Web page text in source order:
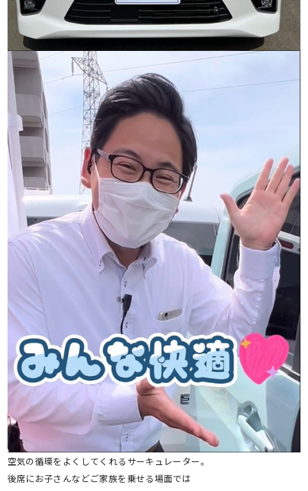
空気の循環をよくしてくれるサーキュレーター。
後席にお子さんなどご家族を乗せる場面では